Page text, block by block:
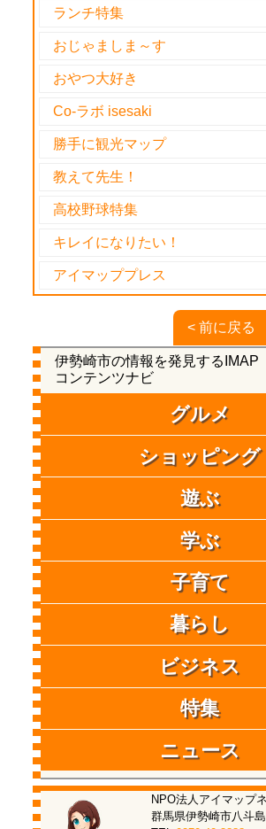
ランチ特集
おじゃましま～す
おやつ大好き
Co-ラボ isesaki
勝手に観光マップ
教えて先生！
高校野球特集
キレイになりたい！
アイマッププレス
< 前に戻る
伊勢崎市の情報を発見するIMAP
コンテンツナビ
グルメ
ショッピング
遊ぶ
学ぶ
子育て
暮らし
ビジネス
特集
ニュース
NPO法人アイマップ
群馬県伊勢崎市八斗